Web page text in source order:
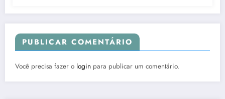
PUBLICAR COMENTÁRIO
Você precisa fazer o login para publicar um comentário.